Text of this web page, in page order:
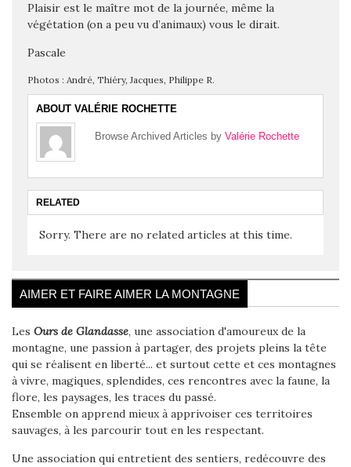
Plaisir est le maître mot de la journée, même la
végétation (on a peu vu d’animaux) vous le dirait.
Pascale
Photos : André, Thiéry, Jacques, Philippe R.
ABOUT VALÉRIE ROCHETTE
Browse Archived Articles by Valérie Rochette
RELATED
Sorry. There are no related articles at this time.
AIMER ET FAIRE AIMER LA MONTAGNE
Les Ours de Glandasse, une association d'amoureux de la
montagne, une passion à partager, des projets pleins la tête
qui se réalisent en liberté... et surtout cette et ces montagnes
à vivre, magiques, splendides, ces rencontres avec la faune, la
flore, les paysages, les traces du passé.
Ensemble on apprend mieux à apprivoiser ces territoires
sauvages, à les parcourir tout en les respectant.
Une association qui entretient des sentiers, redécouvre des